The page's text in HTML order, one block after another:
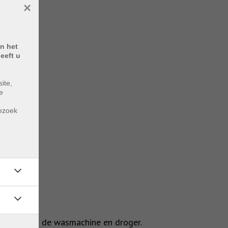
voor de wasmachine en droger.
het
u
×